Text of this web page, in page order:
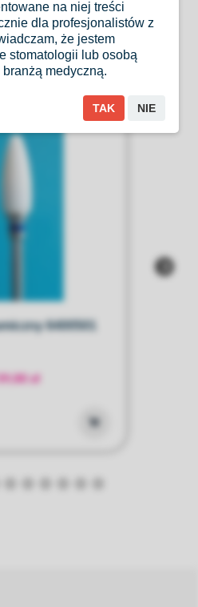
Podobne
6400501
59,00 zł
na niej treści
dla profesjonalistów z
że jestem
stomatologii lub osobą
medyczną.
TAK NIE